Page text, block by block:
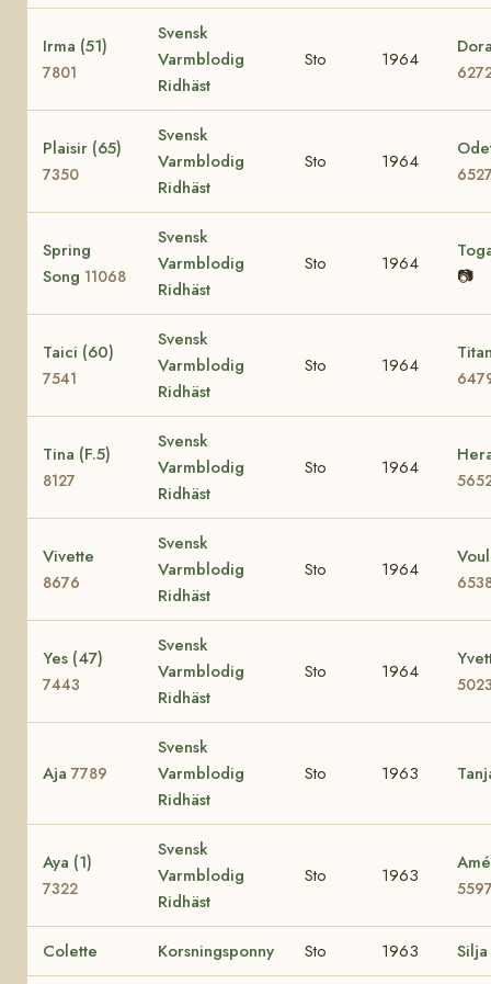
Irma (51)
7801
Svensk
Varmblodig
Ridhäst
Sto 1964
Plaisir (65)
7350
Svensk
Varmblodig
Ridhäst
Sto 1964
Spring
Song 11068
Svensk
Varmblodig
Ridhäst
Sto 1964
📷
Taici (60)
7541
Svensk
Varmblodig
Ridhäst
Sto 1964
Tina (F.5)
8127
Svensk
Varmblodig
Ridhäst
Sto 1964
Vivette
8676
Svensk
Varmblodig
Ridhäst
Sto 1964
Yes (47)
7443
Svensk
Varmblodig
Ridhäst
Sto 1964
Aja 7789
Svensk
Varmblodig
Ridhäst
Sto 1963
Aya (1)
7322
Svensk
Varmblodig
Ridhäst
Sto 1963
Colette Korsningsponny Sto 1963 Silja